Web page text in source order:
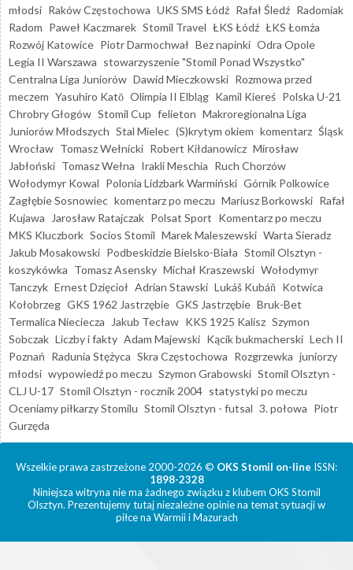
młodsi Raków Częstochowa UKS SMS Łódź Rafał Śledź Radomiak
Radom Paweł Kaczmarek Stomil Travel ŁKS Łódź ŁKS Łomża
Rozwój Katowice Piotr Darmochwał Bez napinki Odra Opole
Legia II Warszawa stowarzyszenie "Stomil Ponad Wszystko"
Centralna Liga Juniorów Dawid Mieczkowski Rozmowa przed
meczem Yasuhiro Katō Olimpia II Elbląg Kamil Kiereś Polska U-21
Chrobry Głogów Stomil Cup felieton Makroregionalna Liga
Juniorów Młodszych Stal Mielec (S)krytym okiem komentarz Śląsk
Wrocław Tomasz Wełnicki Robert Kiłdanowicz Mirosław
Jabłoński Tomasz Wełna Irakli Meschia Ruch Chorzów
Wołodymyr Kowal Polonia Lidzbark Warmiński Górnik Polkowice
Zagłębie Sosnowiec komentarz po meczu Mariusz Borkowski Rafał
Kujawa
Jarosław Ratajczak Polsat Sport Komentarz po meczu
MKS Kluczbork Socios Stomil Marek Maleszewski Warta Sieradz
Jakub Mosakowski Podbeskidzie Bielsko-Biała Stomil Olsztyn -
koszykówka Tomasz Asensky Michał Kraszewski Wołodymyr
Tanczyk Ernest Dzięcioł Adrian Stawski Lukáš Kubáň Kotwica
Kołobrzeg GKS 1962 Jastrzębie GKS Jastrzębie Bruk-Bet
Termalica Nieciecza
Jakub Tecław KKS 1925 Kalisz Szymon
Sobczak Liczby i fakty Adam Majewski Kącik bukmacherski Lech II
Poznań Radunia Stężyca Skra Częstochowa Rozgrzewka juniorzy
młodsi wypowiedź po meczu Szymon Grabowski Stomil Olsztyn -
CLJ U-17 Stomil Olsztyn - rocznik 2004 statystyki po meczu
Oceniamy piłkarzy Stomilu Stomil Olsztyn - futsal 3. połowa Piotr
Gurzęda
Wszelkie prawa zastrzeżone 2000-2026 © OKS Stomil on-line ISSN:
1898-2328
Niniejsza witryna nie ma żadnego związku z klubem OKS Stomil
Olsztyn. Prezentujemy tutaj niezależne opinie na temat sytuacji w
piłce na Warmii i Mazurach